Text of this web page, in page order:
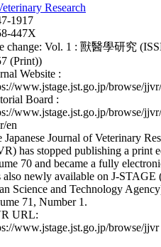
Research
1917
447X
change: Vol. 1 : 獸醫學研究
(Print))
Website :
www.jstage.jst.go.jp/browse/
Board :
www.jstage.jst.go.jp/browse/
en
Japanese Journal of Veterinary
has stopped publishing a print
70 and became a fully
also newly available on J-STAGE
Science and Technology
71, Number 1.
URL:
www.jstage.jst.go.jp/browse/jjvr